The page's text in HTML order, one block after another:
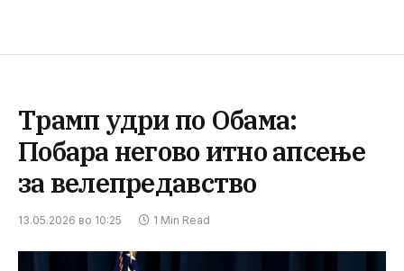
Трамп удри по Обама:
Побара негово итно апсење
за велепредавство
13.05.2026 во 10:25 1 Min Read